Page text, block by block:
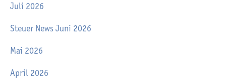
Juli 2026
Steuer News Juni 2026
Mai 2026
April 2026